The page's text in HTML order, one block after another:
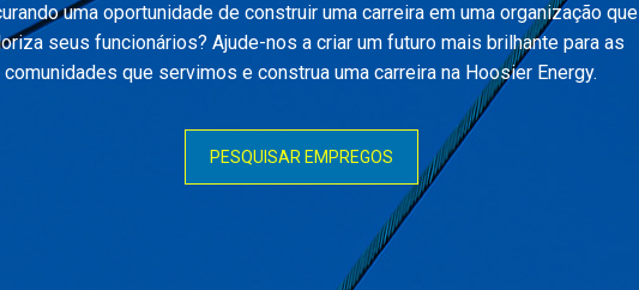
uma oportunidade de construir uma carreira em uma organização que
seus funcionários? Ajude-nos a criar um futuro mais brilhante para as
comunidades que servimos e construa uma carreira na Hoosier Energy.
PESQUISAR EMPREGOS